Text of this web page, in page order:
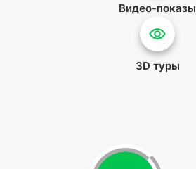
Видео-показы
3D туры